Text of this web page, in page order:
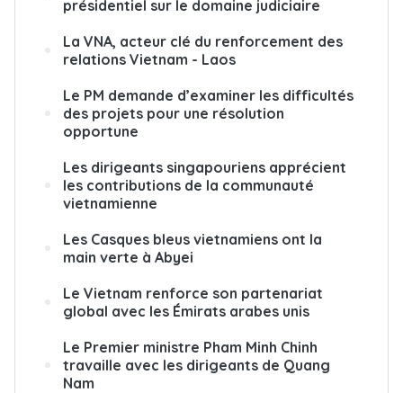
présidentiel sur le domaine judiciaire
La VNA, acteur clé du renforcement des
relations Vietnam - Laos
Le PM demande d’examiner les difficultés
des projets pour une résolution
opportune
Les dirigeants singapouriens apprécient
les contributions de la communauté
vietnamienne
Les Casques bleus vietnamiens ont la
main verte à Abyei
Le Vietnam renforce son partenariat
global avec les Émirats arabes unis
Le Premier ministre Pham Minh Chinh
travaille avec les dirigeants de Quang
Nam